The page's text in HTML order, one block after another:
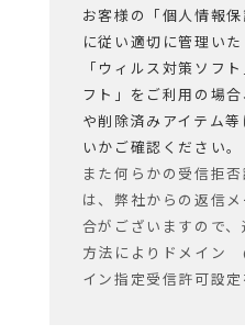
お客様の「個人情報
に従い適切に管理いた
「ウィルス対策ソフ
フト」をご利用の場
や削除済みアイテム
いかご確認ください。
また何らかの受信拒
は、弊社からの返信
合がございますので
方法によりドメイン
イン指定受信許可設定